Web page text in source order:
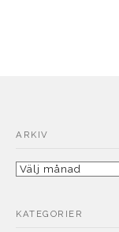
ARKIV
Arkiv
KATEGORIER